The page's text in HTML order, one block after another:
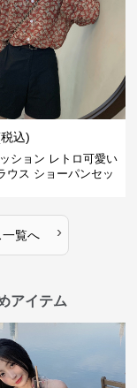
込)
ション レトロ可愛い
ウス ショーパンセッ
一覧へ ›
アイテム